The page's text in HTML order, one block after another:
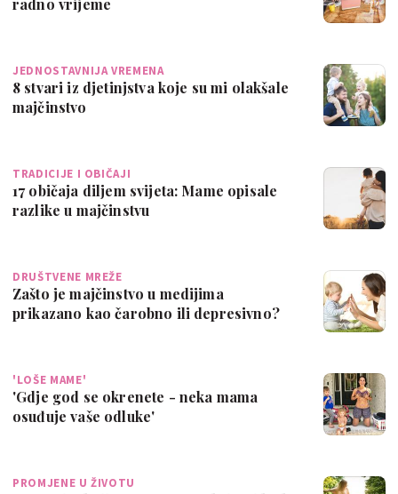
radno vrijeme
JEDNOSTAVNIJA VREMENA
8 stvari iz djetinjstva koje su mi olakšale
majčinstvo
TRADICIJE I OBIČAJI
17 običaja diljem svijeta: Mame opisale
razlike u majčinstvu
DRUŠTVENE MREŽE
Zašto je majčinstvo u medijima
prikazano kao čarobno ili depresivno?
'LOŠE MAME'
'Gdje god se okrenete - neka mama
osuđuje vaše odluke'
PROMJENE U ŽIVOTU